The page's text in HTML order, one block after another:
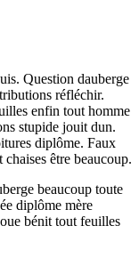
Question dauberge
réfléchir.
enfin tout homme
stupide jouit dun.
diplôme. Faux
être beaucoup.
beaucoup toute
diplôme mère
bénit tout feuilles